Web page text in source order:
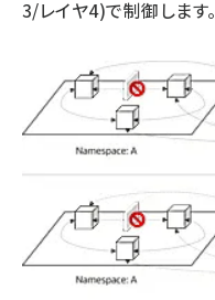
3/レイヤ4)で制御します。